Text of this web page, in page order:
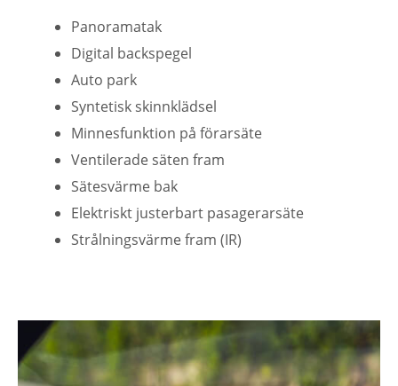
Panoramatak
Digital backspegel
Auto park
Syntetisk skinnklädsel
Minnesfunktion på förarsäte
Ventilerade säten fram
Sätesvärme bak
Elektriskt justerbart pasagerarsäte
Strålningsvärme fram (IR)